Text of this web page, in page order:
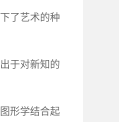
了艺术的种
于对新知的
形学结合起